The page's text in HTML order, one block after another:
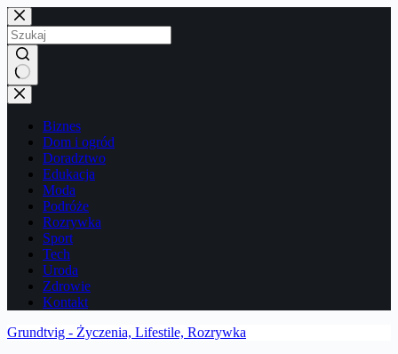
Przejdź
do
treści
Brak
wyników
Biznes
Dom i ogród
Doradztwo
Edukacja
Moda
Podróże
Rozrywka
Sport
Tech
Uroda
Zdrowie
Kontakt
Grundtvig - Życzenia, Lifestile, Rozrywka